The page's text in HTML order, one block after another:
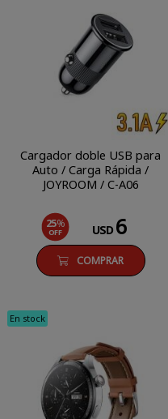
Cargador doble USB para
Auto / Carga Rápida /
JOYROOM / C-A06
25%
OFF USD 6
COMPRAR
En stock